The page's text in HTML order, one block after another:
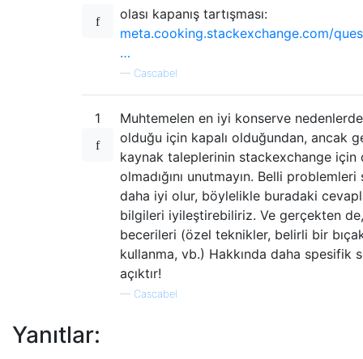
olası kapanış tartışması:
meta.cooking.stackexchange.com/
…
— Cascabel
1
Muhtemelen en iyi konserve
olduğu için kapalı olduğundan, ancak
kaynak taleplerinin stackexchange için
olmadığını unutmayın. Belli
daha iyi olur, böylelikle buradaki
bilgileri iyileştirebiliriz. Ve gerçekten
becerileri (özel teknikler, belirli bir
kullanma, vb.) Hakkında daha spesifik
açıktır!
— Cascabel
Yanıtlar: